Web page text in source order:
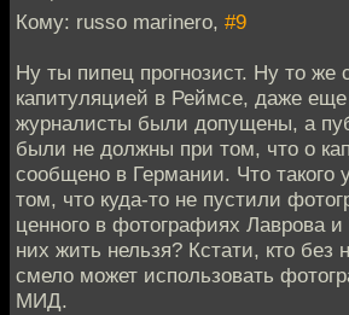
Кому: russo marinero, #9
Ну ты пипец прогнозист. Ну то же
капитуляцией в Реймсе, даже еще
журналисты были допущены, а
были не должны при том, что о
сообщено в Германии. Что такого
том, что куда-то не пустили
ценного в фотографиях Лаврова
них жить нельзя? Кстати, кто без
смело может использовать
МИД.